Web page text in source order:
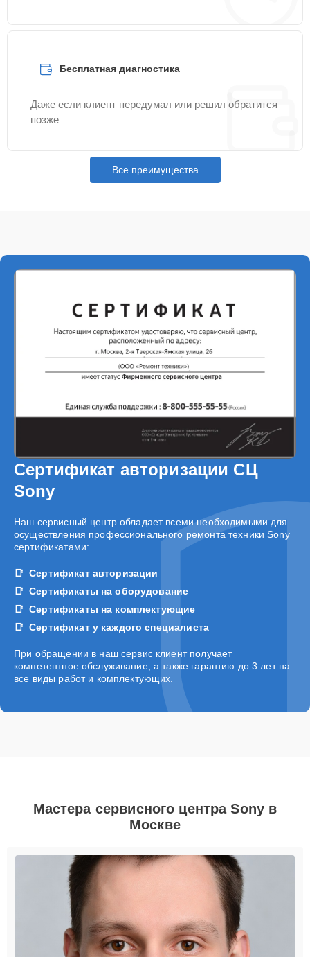
Бесплатная диагностика
Даже если клиент передумал или решил обратится
позже
Все преимущества
Сертификат авторизации СЦ
Sony
Наш сервисный центр обладает всеми необходимыми для
осуществления профессионального ремонта техники Sony
сертификатами:
Сертификат авторизации
Сертификаты на оборудование
Сертификаты на комплектующие
Сертификат у каждого специалиста
При обращении в наш сервис клиент получает
компетентное обслуживание, а также гарантию до 3 лет на
все виды работ и комплектующих.
Мастера сервисного центра Sony в
Москве